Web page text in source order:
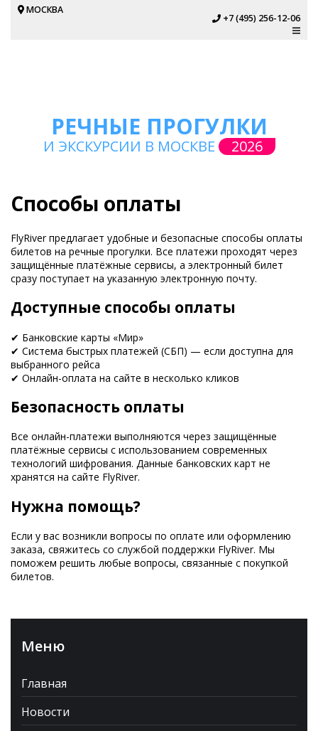
МОСКВА
+7 (495) 256-12-06
РЕЧНЫЕ ПРОГУЛКИ
И ЭКСКУРСИИ В МОСКВЕ 2026
Способы оплаты
FlyRiver предлагает удобные и безопасные способы оплаты
билетов на речные прогулки. Все платежи проходят через
защищённые платёжные сервисы, а электронный билет
сразу поступает на указанную электронную почту.
Доступные способы оплаты
✔ Банковские карты «Мир»
✔ Система быстрых платежей (СБП) — если доступна для
выбранного рейса
✔ Онлайн-оплата на сайте в несколько кликов
Безопасность оплаты
Все онлайн-платежи выполняются через защищённые
платёжные сервисы с использованием современных
технологий шифрования. Данные банковских карт не
хранятся на сайте FlyRiver.
Нужна помощь?
Если у вас возникли вопросы по оплате или оформлению
заказа, свяжитесь со службой поддержки FlyRiver. Мы
поможем решить любые вопросы, связанные с покупкой
билетов.
Меню
Главная
Новости